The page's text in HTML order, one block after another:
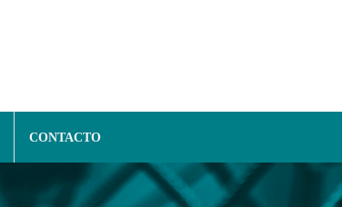
CONTACTO